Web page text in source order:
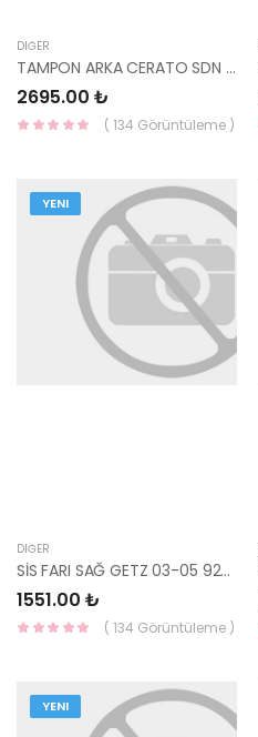
DIĞER
TAMPON ARKA CERATO SDN 06-09 86611-2F500-YS
2695.00 ₺
( 134 Görüntüleme )
YENI
DIĞER
SİS FARI SAĞ GETZ 03-05 92202-1C000-HMC
1551.00 ₺
( 134 Görüntüleme )
YENI